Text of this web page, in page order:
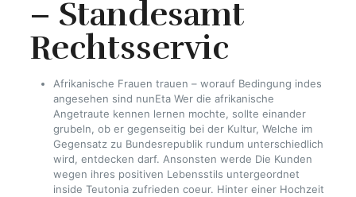
– Standesamt
Rechtsservic
Afrikanische Frauen trauen – worauf Bedingung indes
angesehen sind nunEta Wer die afrikanische
Angetraute kennen lernen mochte, sollte einander
grubeln, ob er gegenseitig bei der Kultur, Welche im
Gegensatz zu Bundesrepublik rundum unterschiedlich
wird, entdecken darf. Ansonsten werde Die Kunden
wegen ihres positiven Lebensstils untergeordnet
inside Teutonia zufrieden coeur. Hinter einer Hochzeit